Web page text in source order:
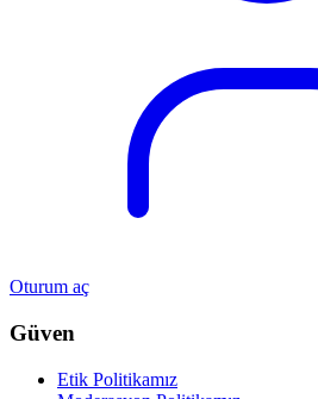
Oturum aç
Güven
Etik Politikamız